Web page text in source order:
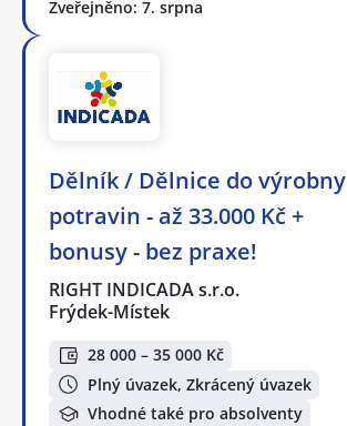
Zveřejněno: 7. srpna
Dělník / Dělnice do výrobny
potravin - až 33.000 Kč +
bonusy - bez praxe!
RIGHT INDICADA s.r.o.
Frýdek-Místek
28 000 – 35 000 Kč
Plný úvazek, Zkrácený úvazek
Vhodné také pro absolventy